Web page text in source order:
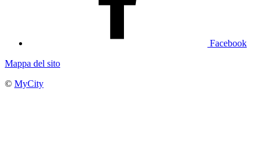
Facebook
Mappa del sito
© MyCity